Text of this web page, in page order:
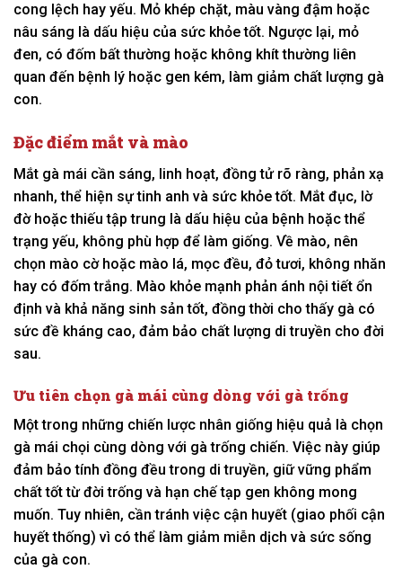
cong lệch hay yếu. Mỏ khép chặt, màu vàng đậm hoặc
nâu sáng là dấu hiệu của sức khỏe tốt. Ngược lại, mỏ
đen, có đốm bất thường hoặc không khít thường liên
quan đến bệnh lý hoặc gen kém, làm giảm chất lượng gà
con.
Đặc điểm mắt và mào
Mắt gà mái cần sáng, linh hoạt, đồng tử rõ ràng, phản xạ
nhanh, thể hiện sự tinh anh và sức khỏe tốt. Mắt đục, lờ
đờ hoặc thiếu tập trung là dấu hiệu của bệnh hoặc thể
trạng yếu, không phù hợp để làm giống. Về mào, nên
chọn mào cờ hoặc mào lá, mọc đều, đỏ tươi, không nhăn
hay có đốm trắng. Mào khỏe mạnh phản ánh nội tiết ổn
định và khả năng sinh sản tốt, đồng thời cho thấy gà có
sức đề kháng cao, đảm bảo chất lượng di truyền cho đời
sau.
Ưu tiên chọn gà mái cùng dòng với gà trống
Một trong những chiến lược nhân giống hiệu quả là chọn
gà mái chọi cùng dòng với gà trống chiến. Việc này giúp
đảm bảo tính đồng đều trong di truyền, giữ vững phẩm
chất tốt từ đời trống và hạn chế tạp gen không mong
muốn. Tuy nhiên, cần tránh việc cận huyết (giao phối cận
huyết thống) vì có thể làm giảm miễn dịch và sức sống
của gà con.